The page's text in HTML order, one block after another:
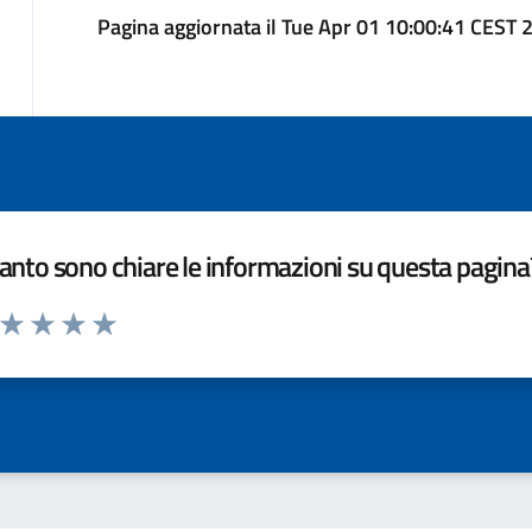
Pagina aggiornata il Tue Apr 01 10:00:41 CEST
sono chiare le informazioni su questa
da 1 a 5 stelle la pagina